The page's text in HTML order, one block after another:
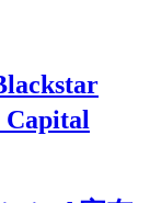
Capital